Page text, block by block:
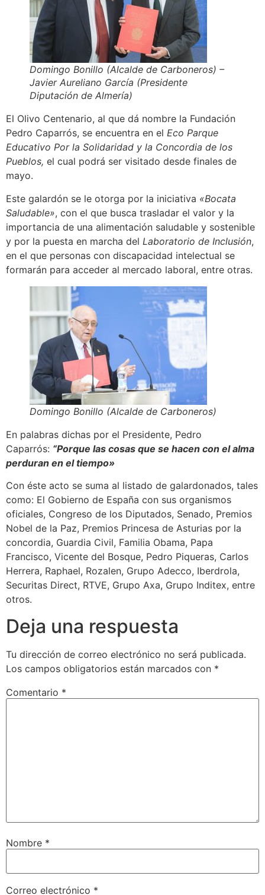
Domingo Bonillo (Alcalde de Carboneros) –
Javier Aureliano García (Presidente
Diputación de Almería)
El Olivo Centenario, al que dá nombre la Fundación
Pedro Caparrós, se encuentra en el Eco Parque
Educativo Por la Solidaridad y la Concordia de los
Pueblos, el cual podrá ser visitado desde finales de
mayo.
Este galardón se le otorga por la iniciativa «Bocata
Saludable», con el que busca trasladar el valor y la
importancia de una alimentación saludable y sostenible
y por la puesta en marcha del Laboratorio de Inclusión,
en el que personas con discapacidad intelectual se
formarán para acceder al mercado laboral, entre otras.
Domingo Bonillo (Alcalde de Carboneros)
En palabras dichas por el Presidente, Pedro
Caparrós: “Porque las cosas que se hacen con el alma
perduran en el tiempo»
Con éste acto se suma al listado de galardonados, tales
como: El Gobierno de España con sus organismos
oficiales, Congreso de los Diputados, Senado, Premios
Nobel de la Paz, Premios Princesa de Asturias por la
concordia, Guardia Civil, Familia Obama, Papa
Francisco, Vicente del Bosque, Pedro Piqueras, Carlos
Herrera, Raphael, Rozalen, Grupo Adecco, Iberdrola,
Securitas Direct, RTVE, Grupo Axa, Grupo Inditex, entre
otros.
Deja una respuesta
Tu dirección de correo electrónico no será publicada.
Los campos obligatorios están marcados con *
Comentario *
Nombre *
Correo electrónico *